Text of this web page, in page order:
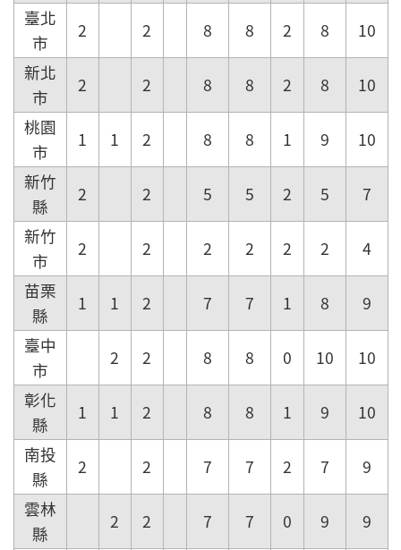
臺北
市
2 2 8 8 2 8
10
新北
市
2 2 8 8 2 8
10
桃園
市
1 1 2 8 8 1 9
10
新竹
縣
2 2 5 5 2 5
7
新竹
市
2 2 2 2 2 2
4
苗栗
縣
1 1 2 7 7 1 8
9
臺中
市
2 2 8 8 0 10
10
彰化
縣
1 1 2 8 8 1 9
10
南投
縣
2 2 7 7 2 7
9
雲林
縣
2 2 7 7 0 9
9